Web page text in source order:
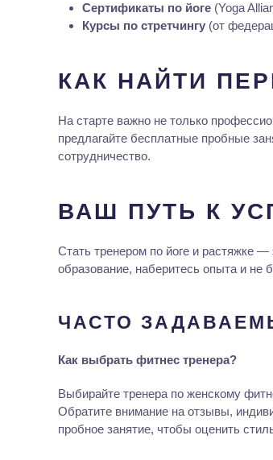
Сертификаты по йоге (Yoga
Курсы по стретчингу (от
КАК НАЙТИ
На старте важно не только
предлагайте бесплатные пробные
сотрудничество.
ВАШ ПУТЬ К
Стать тренером по йоге и растяжке
образование, наберитесь опыта и не
ЧАСТО
Как выбрать фитнес тренера?
Выбирайте тренера по женскому
Обратите внимание на отзывы,
пробное занятие, чтобы оценить